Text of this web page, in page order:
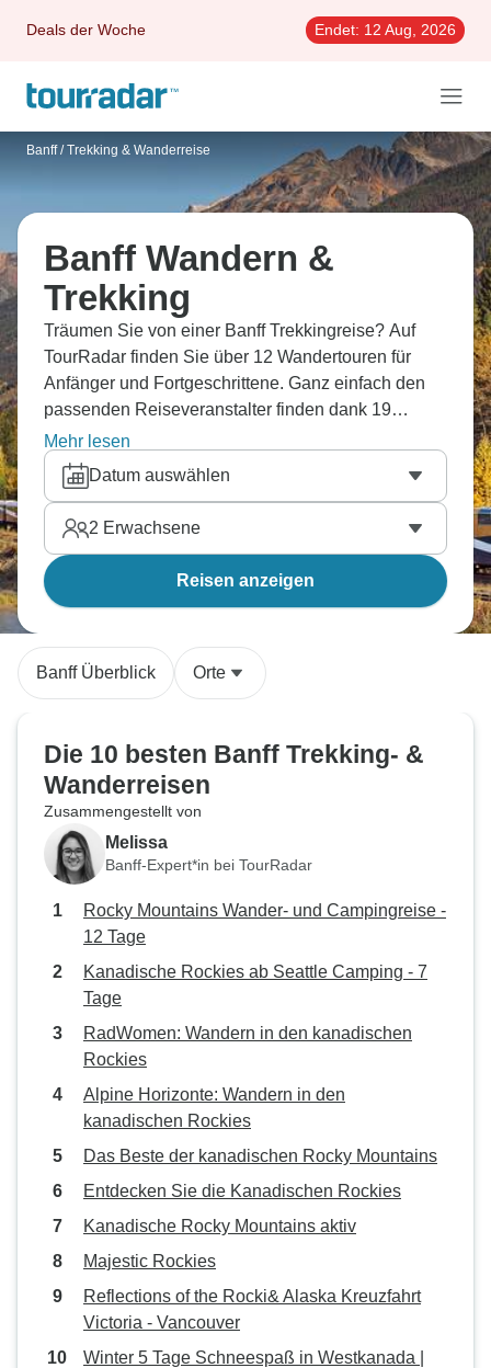
Deals der Woche Endet: 12 Aug, 2026
Banff / Trekking & Wanderreise
Banff Wandern &
Trekking
Träumen Sie von einer Banff Trekkingreise? Auf
TourRadar finden Sie über 12 Wandertouren für
Anfänger und Fortgeschrittene. Ganz einfach den
passenden Reiseveranstalter finden dank 19
Erfahrungsberichten.
Mehr lesen
Datum auswählen
2 Erwachsene
Reisen anzeigen
Banff Überblick Orte
Die 10 besten Banff Trekking- &
Wanderreisen
Zusammengestellt von
Melissa
Banff-Expert*in bei TourRadar
Rocky Mountains Wander- und Campingreise -
12 Tage
Kanadische Rockies ab Seattle Camping - 7
Tage
RadWomen: Wandern in den kanadischen
Rockies
Alpine Horizonte: Wandern in den
kanadischen Rockies
Das Beste der kanadischen Rocky Mountains
Entdecken Sie die Kanadischen Rockies
Kanadische Rocky Mountains aktiv
Majestic Rockies
Reflections of the Rocki& Alaska Kreuzfahrt
Victoria - Vancouver
Winter 5 Tage Schneespaß in Westkanada |